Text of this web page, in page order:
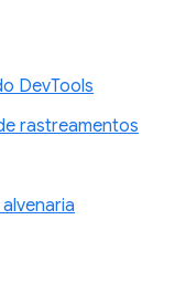
DevTools
rastreamentos